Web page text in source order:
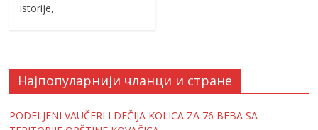
istorije,
Најпопуларнији чланци и стране
PODELJENI VAUČERI I DEČIJA KOLICA ZA 76 BEBA SA